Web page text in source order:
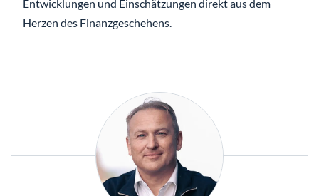
Entwicklungen und Einschätzungen direkt aus dem
Herzen des Finanzgeschehens.